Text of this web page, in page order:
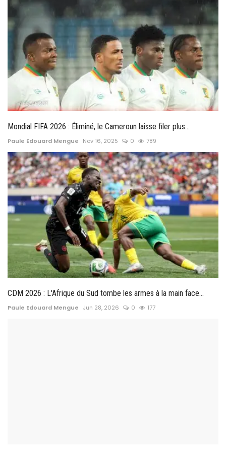
Mondial FIFA 2026 : Éliminé, le Cameroun laisse filer plus...
Paule Edouard Mengue Nov 16, 2025 0 789
CDM 2026 : L'Afrique du Sud tombe les armes à la main face...
Paule Edouard Mengue Jun 28, 2026 0 177